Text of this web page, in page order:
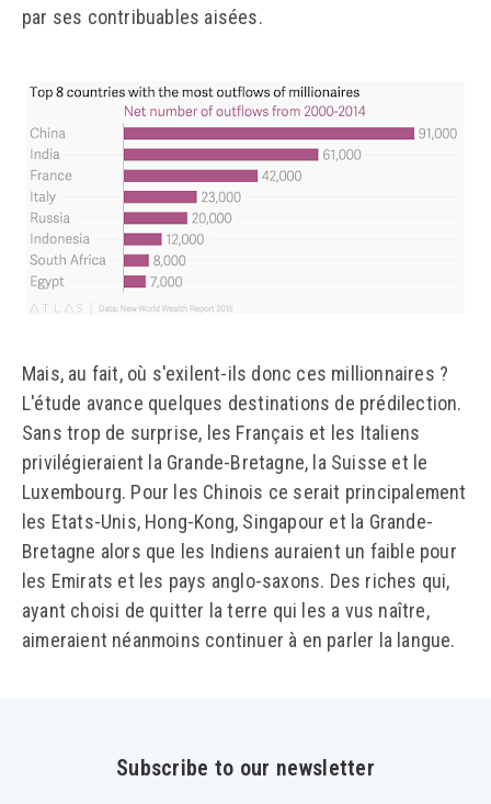
par ses contribuables aisées.
Mais, au fait, où s'exilent-ils donc ces millionnaires ?
L'étude avance quelques destinations de prédilection.
Sans trop de surprise, les Français et les Italiens
privilégieraient la Grande-Bretagne, la Suisse et le
Luxembourg. Pour les Chinois ce serait principalement
les Etats-Unis, Hong-Kong, Singapour et la Grande-
Bretagne alors que les Indiens auraient un faible pour
les Emirats et les pays anglo-saxons. Des riches qui,
ayant choisi de quitter la terre qui les a vus naître,
aimeraient néanmoins continuer à en parler la langue.
Subscribe to our newsletter